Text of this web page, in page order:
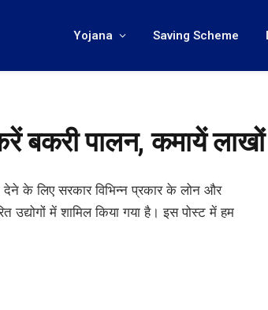
Yojana Saving Scheme
बकरी पालन, कमायें लाखों
देने के लिए सरकार विभिन्न प्रकार के लोन और
उद्योगों में शामिल किया गया है। इस पोस्ट में हम